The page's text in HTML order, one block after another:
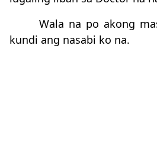
Wala na po akong
kundi ang nasabi ko na.